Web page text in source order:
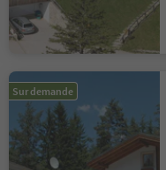
Sur demande